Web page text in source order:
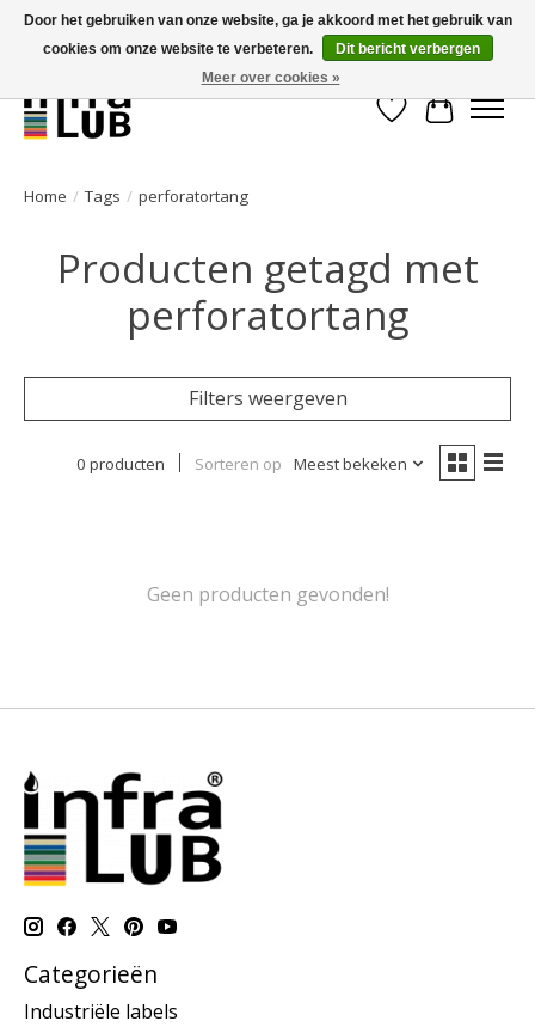
Minder stilstand, meer rendement!
Verlanglijst
Home / Tags / perforatortang
Producten getagd met
perforatortang
Filters weergeven
0 producten Sorteren op Meest bekeken
Geen producten gevonden!
Categorieën
Industriële labels
Door het gebruiken van onze website, ga je akkoord met het gebruik van
cookies om onze website te verbeteren.
Dit bericht verbergen
Meer over cookies »